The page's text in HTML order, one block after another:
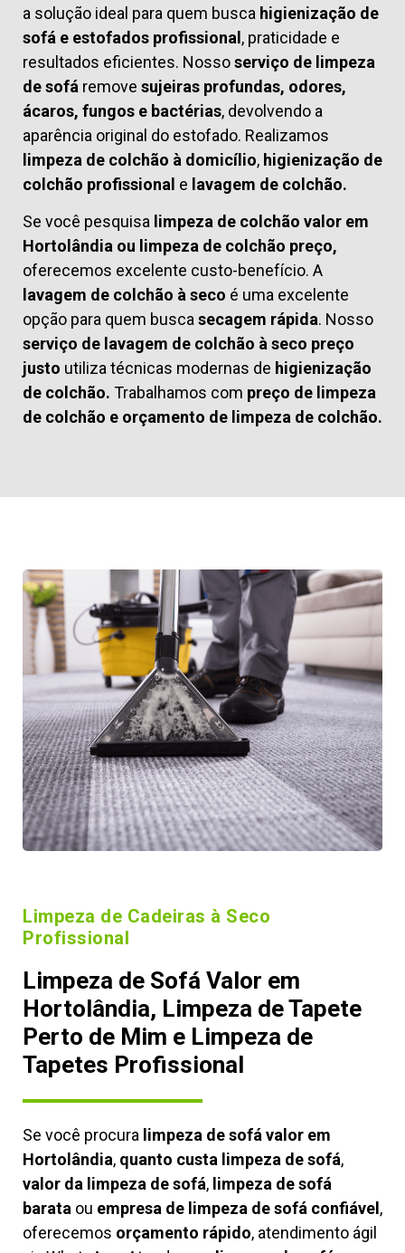
a solução ideal para quem busca higienização de
sofá e estofados profissional, praticidade e
resultados eficientes. Nossoserviço de limpeza
de sofá remove sujeiras profundas, odores,
ácaros, fungos e bactérias, devolvendo a
aparência original do estofado. Realizamos
limpeza de colchão à domicílio, higienização de
colchão profissional e lavagem de colchão.
Se você pesquisa limpeza de colchão valor em
Hortolândia ou limpeza de colchão preço,
oferecemos excelente custo-benefício. A
lavagem de colchão à seco é uma excelente
opção para quem busca secagem rápida. Nosso
serviço de lavagem de colchão à seco preço
justo utiliza técnicas modernas de higienização
de colchão. Trabalhamos com preço de limpeza
de colchão e orçamento de limpeza de colchão.
Limpeza de Cadeiras à Seco
Profissional
Limpeza de Sofá Valor em
Hortolândia, Limpeza de Tapete
Perto de Mim e Limpeza de
Tapetes Profissional
Se você procura limpeza de sofá valor em
Hortolândia, quanto custa limpeza de sofá,
valor da limpeza de sofá, limpeza de sofá
barata ou empresa de limpeza de sofá confiável,
oferecemos orçamento rápido, atendimento ágil